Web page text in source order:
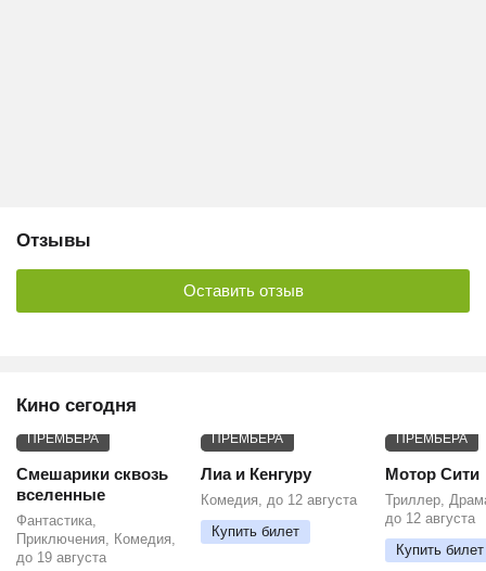
Отзывы
Оставить отзыв
Кино сегодня
ПРЕМЬЕРА
Смешарики сквозь
вселенные
Фантастика,
Приключения, Комедия,
до 19 августа
ПРЕМЬЕРА
Лиа и Кенгуру
Комедия, до 12 августа
Купить билет
ПРЕМЬЕРА
Мотор Сити
Триллер,
до 12 августа
Купить билет